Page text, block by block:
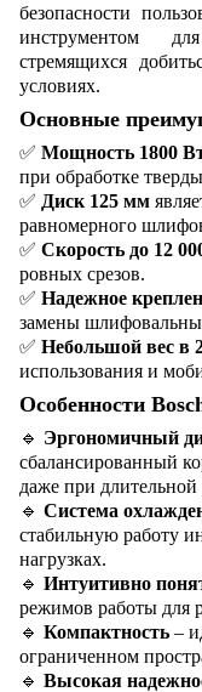
безопасности
инструментом
стремящихся
условиях.
Основные
✅ Мощность 1800
при обработке
✅ Диск 125 мм
равномерного
✅ Скорость до 12
ровных срезов.
✅ Надежное
замены
✅ Небольшой вес в
использования и
Особенности
🔹 Эргономичный
сбалансированный
даже при длительной
🔹 Система
стабильную работу
нагрузках.
🔹 Интуитивно
режимов работы для
🔹 Компактность –
ограниченном
🔹 Высокая